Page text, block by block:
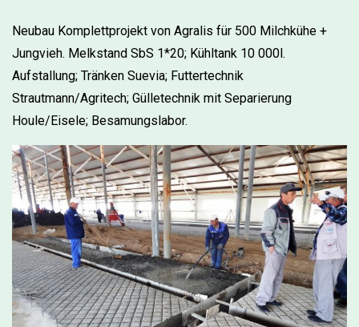
Neubau Komplettprojekt von Agralis für 500 Milchkühe +
Jungvieh. Melkstand SbS 1*20; Kühltank 10 000l.
Aufstallung; Tränken Suevia; Futtertechnik
Strautmann/Agritech; Gülletechnik mit Separierung
Houle/Eisele; Besamungslabor.